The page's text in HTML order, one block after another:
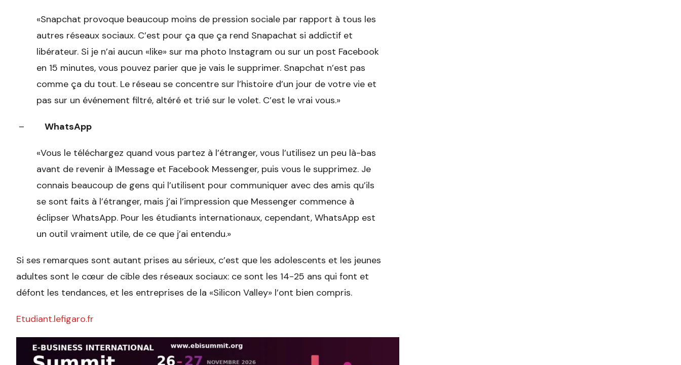
«Snapchat provoque beaucoup moins de pression sociale par rapport à tous les
autres réseaux sociaux. C’est pour ça que ça rend Snapachat si addictif et
libérateur. Si je n’ai aucun «like» sur ma photo Instagram ou sur un post Facebook
en 15 minutes, vous pouvez parier que je vais le supprimer. Snapchat n’est pas
comme ça du tout. Le réseau se concentre sur l’histoire d’un jour de votre vie et
pas sur un événement filtré, altéré et trié sur le volet. C’est le vrai vous.»
– WhatsApp
«Vous le téléchargez quand vous partez à l’étranger, vous l’utilisez un peu là-bas
avant de revenir à IMessage et Facebook Messenger, puis vous le supprimez. Je
connais beaucoup de gens qui l’utilisent pour communiquer avec des amis qu’ils
se sont faits à l’étranger, mais j’ai l’impression que Messenger commence à
éclipser WhatsApp. Pour les étudiants internationaux, cependant, WhatsApp est
un outil vraiment utile, de ce que j’ai entendu.»
Si ses remarques sont autant prises au sérieux, c’est que les adolescents et les jeunes
adultes sont le cœur de cible des réseaux sociaux: ce sont les 14-25 ans qui font et
défont les tendances, et les entreprises de la «Silicon Valley» l’ont bien compris.​
Etudiant.lefigaro.fr